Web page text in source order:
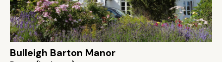
Bulleigh Barton Manor